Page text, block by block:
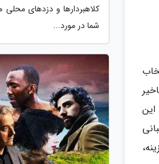
کلاهبردارها و دزدهای محلی
شما در مورد...